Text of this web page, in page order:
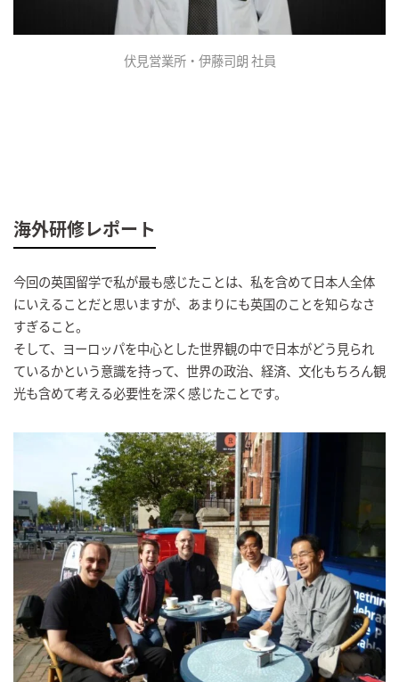
伏見営業所・伊藤司朗 社員
海外研修レポート
今回の英国留学で私が最も感じたことは、私を含めて日本人全体
にいえることだと思いますが、あまりにも英国のことを知らなさ
すぎること。
そして、ヨーロッパを中心とした世界観の中で日本がどう見られ
ているかという意識を持って、世界の政治、経済、文化もちろん観
光も含めて考える必要性を深く感じたことです。